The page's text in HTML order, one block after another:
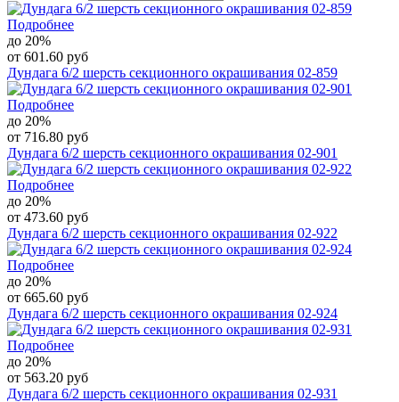
Подробнее
до 20%
от 601.60 руб
Дундага 6/2 шерсть секционного окрашивания 02-859
Подробнее
до 20%
от 716.80 руб
Дундага 6/2 шерсть секционного окрашивания 02-901
Подробнее
до 20%
от 473.60 руб
Дундага 6/2 шерсть секционного окрашивания 02-922
Подробнее
до 20%
от 665.60 руб
Дундага 6/2 шерсть секционного окрашивания 02-924
Подробнее
до 20%
от 563.20 руб
Дундага 6/2 шерсть секционного окрашивания 02-931